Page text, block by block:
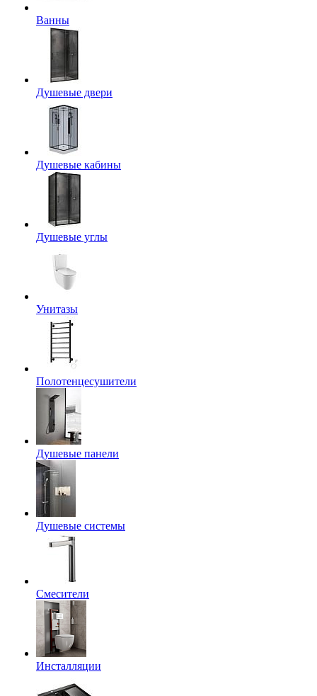
Ванны
Душевые двери
Душевые кабины
Душевые углы
Унитазы
Полотенцесушители
Душевые панели
Душевые системы
Смесители
Инсталляции